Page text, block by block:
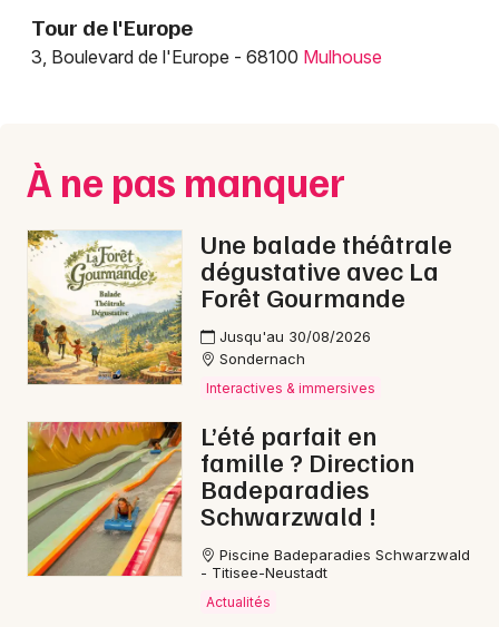
Tour de l'Europe
3, Boulevard de l'Europe - 68100 Mulhouse
À ne pas manquer
Une balade théâtrale
dégustative avec La
Forêt Gourmande
Jusqu'au 30/08/2026
Sondernach
Interactives & immersives
L’été parfait en
famille ? Direction
Badeparadies
Schwarzwald !
Piscine Badeparadies Schwarzwald
- Titisee-Neustadt
Actualités